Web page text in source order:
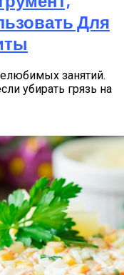
Для
занятий.
убирать грязь на